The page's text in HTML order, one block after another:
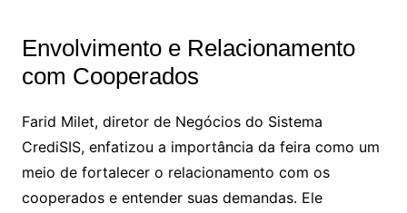
Envolvimento e Relacionamento
com Cooperados
Farid Milet, diretor de Negócios do Sistema
CrediSIS, enfatizou a importância da feira como um
meio de fortalecer o relacionamento com os
cooperados e entender suas demandas. Ele